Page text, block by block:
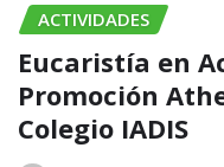
ACTIVIDADES
Eucaristía en
Promoción
Colegio IADIS